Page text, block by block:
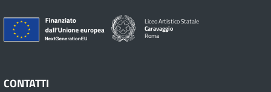
Liceo Artistico Statale
Caravaggio
Roma
CONTATTI